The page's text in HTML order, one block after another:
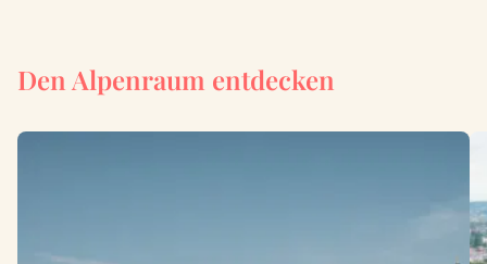
Den Alpenraum entdecken